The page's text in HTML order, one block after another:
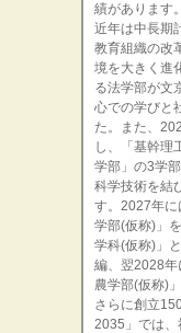
績があります。
近年は中長期
教育組織の改
境を大きく進
る法学部が文
心での学びと
た。また、
し、「基幹理
学部」の3学
科学技術を結
す。2027年に
学部(仮称)」
学科(仮称)」
編、翌2028年
農学部(仮称)
さらに創立
2035」では、